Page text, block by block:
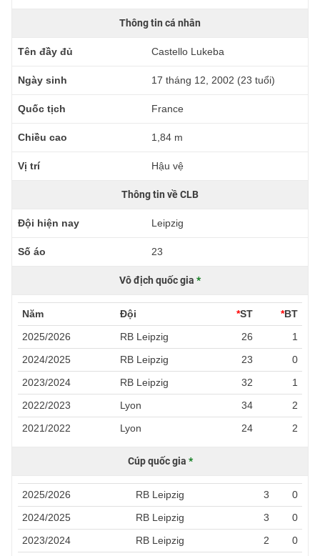
Thông tin cá nhân
Tên đầy đủ Castello Lukeba
Ngày sinh 17 tháng 12, 2002 (23 tuổi)
Quốc tịch France
Chiều cao 1,84 m
Vị trí Hậu vệ
Thông tin về CLB
Đội hiện nay Leipzig
Số áo 23
Vô địch quốc gia *
Năm Đội *ST *BT
2025/2026
RB Leipzig 26
1
2024/2025
RB Leipzig 23
0
2023/2024
RB Leipzig 32
1
2022/2023
Lyon 34
2
2021/2022
Lyon 24 2
Cúp quốc gia *
2025/2026 RB Leipzig 3
0
2024/2025
RB Leipzig 3
0
2023/2024
RB Leipzig 2
0